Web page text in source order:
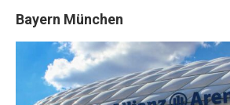
Bayern München